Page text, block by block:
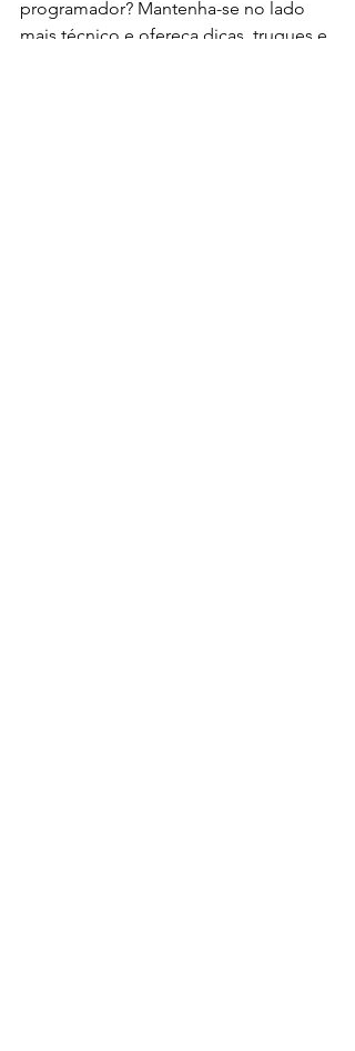
programador? Mantenha-se no lado
mais técnico e ofereça dicas, truques e